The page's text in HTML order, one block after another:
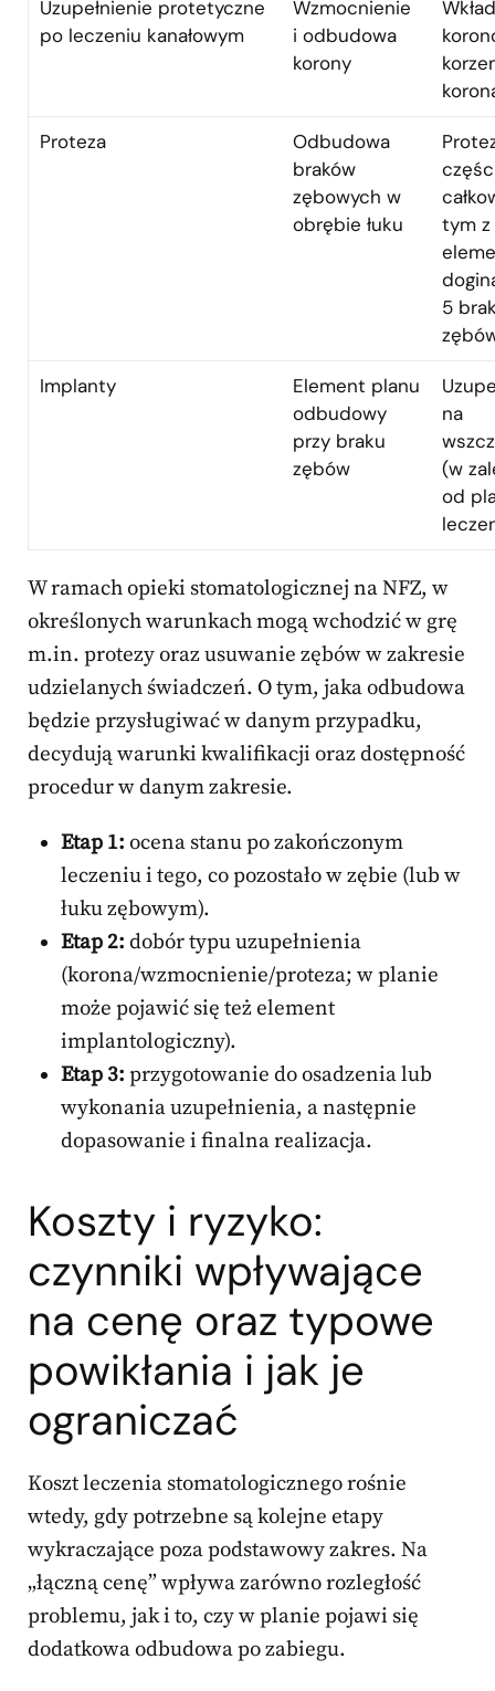
Uzupełnienie protetyczne
po leczeniu kanałowym
Wzmocnienie
i odbudowa
korony
Proteza
Odbudowa
braków
zębowych w
obrębie łuku
tym z
5
Implanty
Element planu
odbudowy
przy braku
zębów
na
(w
od
W ramach opieki stomatologicznej na NFZ, w
określonych warunkach mogą wchodzić w grę
m.in. protezy oraz usuwanie zębów w zakresie
udzielanych świadczeń. O tym, jaka odbudowa
będzie przysługiwać w danym przypadku,
decydują warunki kwalifikacji oraz dostępność
procedur w danym zakresie.
Etap 1: ocena stanu po zakończonym
leczeniu i tego, co pozostało w zębie (lub w
łuku zębowym).
Etap 2: dobór typu uzupełnienia
(korona/wzmocnienie/proteza; w planie
może pojawić się też element
implantologiczny).
Etap 3: przygotowanie do osadzenia lub
wykonania uzupełnienia, a następnie
dopasowanie i finalna realizacja.
Koszty i ryzyko:
czynniki wpływające
na cenę oraz typowe
powikłania i jak je
ograniczać
Koszt leczenia stomatologicznego rośnie
wtedy, gdy potrzebne są kolejne etapy
wykraczające poza podstawowy zakres. Na
„łączną cenę” wpływa zarówno rozległość
problemu, jak i to, czy w planie pojawi się
dodatkowa odbudowa po zabiegu.